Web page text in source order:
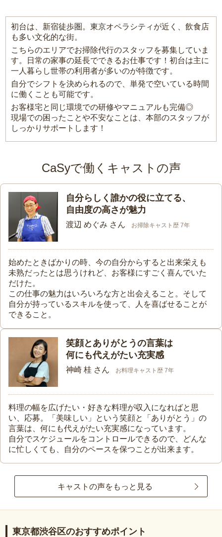
初台は、新宿徒歩圏。東京オペラシティが近く、飲食店
も多い文化的な街。
こちらのエリアでお掃除代行のスタッフを募集していま
す。日常の家事の延長でできるお仕事です！初台は主に
一人暮らし世帯の利用者が多いのが特徴です。
自分でシフトを決められるので、単発で空いている時間
に働くことも可能です。
お客様宅と同じ環境での研修やマニュアルも完備◎
現場での困ったことや不安なことは、本部のスタッフが
しっかりサポートします！
CaSyで働くキャストの声
自分らしく誰かの役に立てる、
自由度の高さが魅力
渡辺 めぐみ さん お掃除キャスト歴 7年
始めたときばかりの時、今の自分からすると出来栄えも
未熟だったとは思うけれど、お客様にすごく喜んでいた
だけた。
この仕事の魅力はいろいろな方と出会えること。そして
自分が持っているスキルを使って、人を喜ばせることが
できること。
笑顔とありがとうの言葉は
何にも代えがたい充実感
神崎 桂 さん お料理キャスト歴 7年
料理の幅を広げたい・好きな料理が収入になればと思
い、応募。「美味しい」という笑顔と「ありがとう」の
言葉は、何にも代えがたい充実感になっています。
自分でスケジュールをコントロールできるので、どんな
に忙しくても、自分のペースを保つことが出来ます。
キャストの声をもっと見る
東京都渋谷区のおすすめポイント